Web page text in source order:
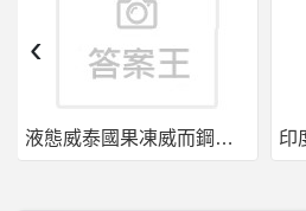
男女- 玩電動與女
IrresCaptain- 請問哪裡還
液態威泰國果凍威而鋼哪裡買
‹